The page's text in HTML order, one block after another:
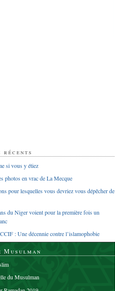
si vous y étiez
photos en vrac de La Mecque
pour lesquelles vous devriez vous dépêcher de
du Niger voient pour la première fois un
: Une décennie contre l’islamophobie
Musulman
du Musulman